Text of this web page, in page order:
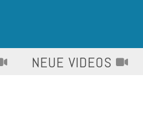
NEUE VIDEOS